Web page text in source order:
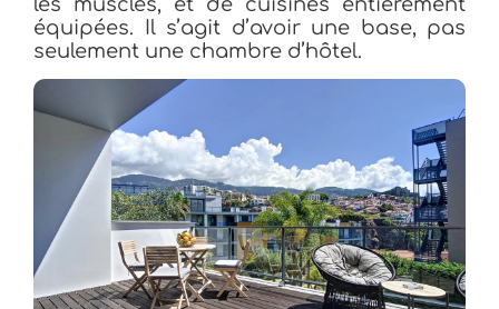
équipées. Il s’agit d’avoir une base, pas
seulement une chambre d’hôtel.